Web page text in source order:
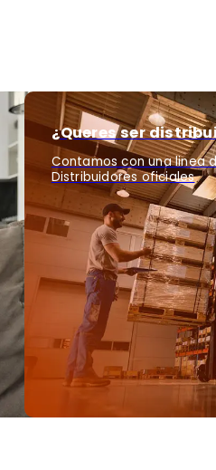
¿Queres ser
Contamos con una linea
Distribuidores oficiales